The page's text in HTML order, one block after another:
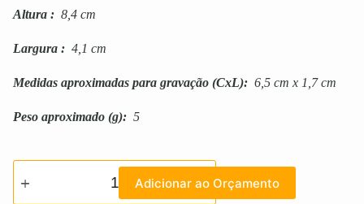
Altura : 8,4 cm
Largura : 4,1 cm
Medidas aproximadas para gravação (CxL): 6,5 cm x 1,7 cm
Peso aproximado (g): 5
Adicionar ao Orçamento